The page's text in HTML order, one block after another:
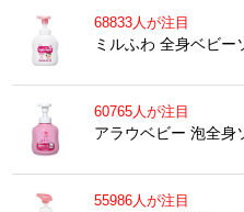
68833人が注目
ミルふわ 全身ベビー
60765人が注目
アラウベビー 泡全身
55986人が注目